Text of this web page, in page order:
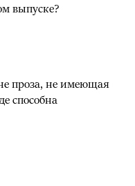
выпуске?
проза, не имеющая
способна